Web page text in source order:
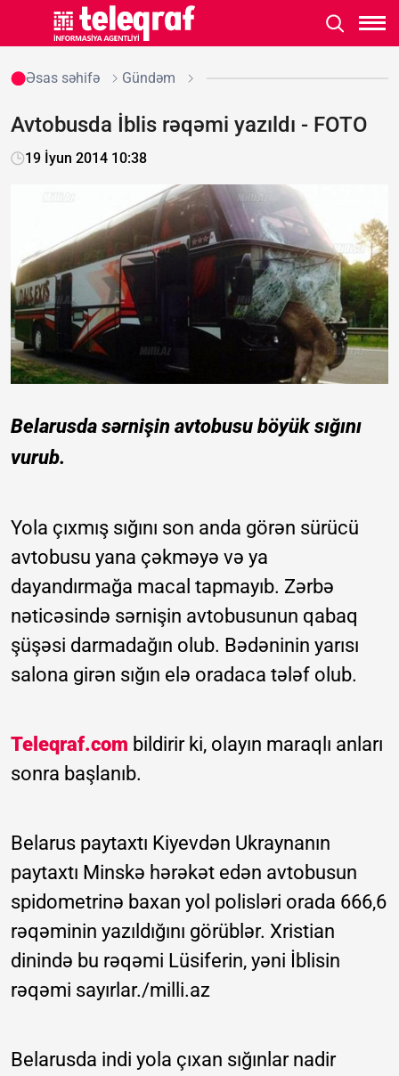
Əsas səhifə Gündəm
Avtobusda İblis rəqəmi yazıldı - FOTO
19 İyun 2014 10:38
Belarusda sərnişin avtobusu böyük sığını
vurub.
Yola çıxmış sığını son anda görən sürücü
avtobusu yana çəkməyə və ya
dayandırmağa macal tapmayıb. Zərbə
nəticəsində sərnişin avtobusunun qabaq
şüşəsi darmadağın olub. Bədəninin yarısı
salona girən sığın elə oradaca tələf olub.
Teleqraf.com bildirir ki, olayın maraqlı anları
sonra başlanıb.
Belarus paytaxtı Kiyevdən Ukraynanın
paytaxtı Minskə hərəkət edən avtobusun
spidometrinə baxan yol polisləri orada 666,6
rəqəminin yazıldığını görüblər. Xristian
dinində bu rəqəmi Lüsiferin, yəni İblisin
rəqəmi sayırlar./milli.az
Belarusda indi yola çıxan sığınlar nadir